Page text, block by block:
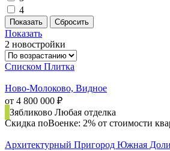
4
Показать
2 новостройки
Списком Плитка
Ново-Молоково, Видное
от 4 800 000 ₽
Зябликово Любая отделка
Скидка поВоенке: 2% от стоимости
Архитектурный Пригород Южная